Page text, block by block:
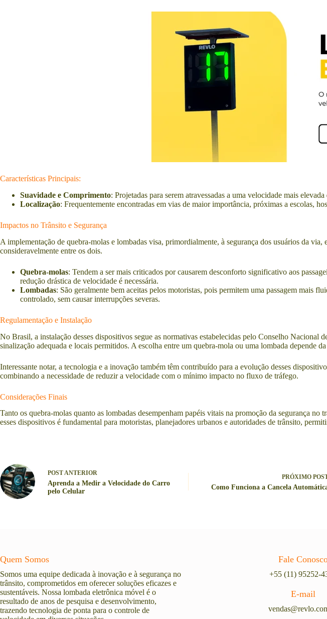
Características Principais:
Suavidade e Comprimento: Projetadas para serem atravessadas a uma velocidade mais
Localização: Frequentemente encontradas em vias de maior importância, próximas a escolas,
Impactos no Trânsito e Segurança
A implementação de quebra-molas e lombadas visa, primordialmente, à segurança dos usuários da
consideravelmente entre os dois.
Quebra-molas: Tendem a ser mais criticados por causarem desconforto significativo aos
redução drástica de velocidade é necessária.
Lombadas: São geralmente bem aceitas pelos motoristas, pois permitem uma passagem mais
controlado, sem causar interrupções severas.
Regulamentação e Instalação
No Brasil, a instalação desses dispositivos segue as normativas estabelecidas pelo Conselho
sinalização adequada e locais permitidos. A escolha entre um quebra-mola ou uma lombada depende
Interessante notar, a tecnologia e a inovação também têm contribuído para a evolução desses
combinando a necessidade de reduzir a velocidade com o mínimo impacto no fluxo de tráfego.
Considerações Finais
Tanto os quebra-molas quanto as lombadas desempenham papéis vitais na promoção da segurança
esses dispositivos é fundamental para motoristas, planejadores urbanos e autoridades de trânsito,
POSTANTERIOR
Aprenda a Medir a Velocidade do Carro
pelo Celular
PRÓXIMO
Como Funciona a Cancela
Quem Somos
Somos uma equipe dedicada à inovação e à segurança no
trânsito, comprometidos em oferecer soluções eficazes e
sustentáveis. Nossa lombada eletrônica móvel é o
resultado de anos de pesquisa e desenvolvimento,
trazendo tecnologia de ponta para o controle de
Fale
+55 (11) 95252-
E-mail